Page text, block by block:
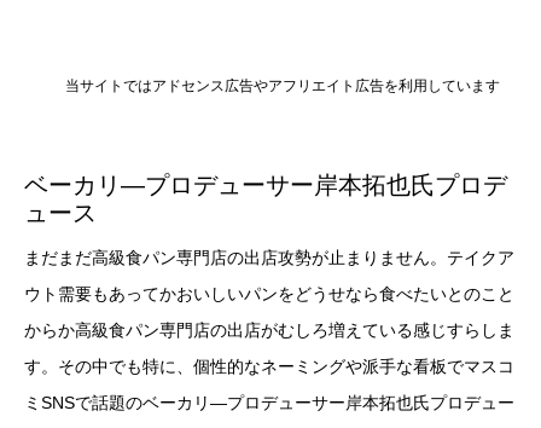
当サイトではアドセンス広告やアフリエイト広告を利用しています
ベーカリ―プロデューサー岸本拓也氏プロデ
ュース
まだまだ高級食パン専門店の出店攻勢が止まりません。テイクア
ウト需要もあってかおいしいパンをどうせなら食べたいとのこと
からか高級食パン専門店の出店がむしろ増えている感じすらしま
す。その中でも特に、個性的なネーミングや派手な看板でマスコ
ミSNSで話題のベーカリ―プロデューサー岸本拓也氏プロデュー